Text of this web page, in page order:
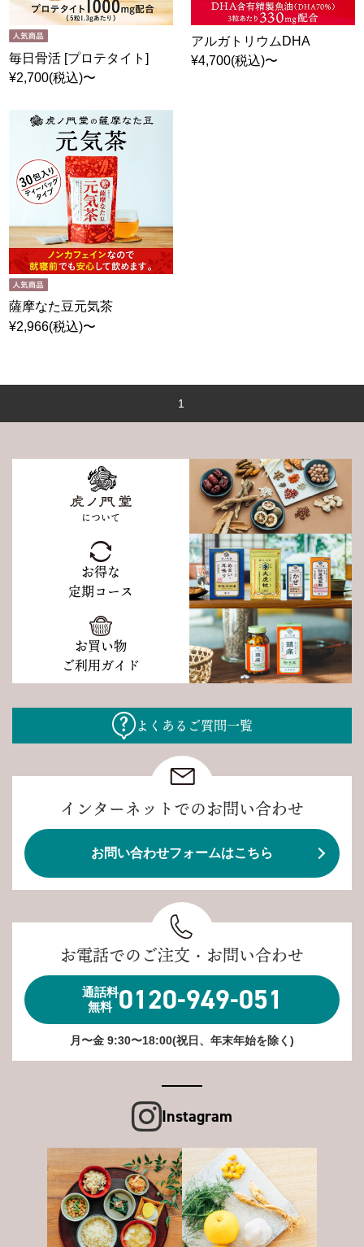
毎日骨活 [プロテタイト]
¥2,700(税込)〜
アルガトリウムDHA
¥4,700(税込)〜
薩摩なた豆元気茶
¥2,966(税込)〜
1
について
お得な
定期コース
お買い物
ご利用ガイド
よくあるご質問一覧
インターネットでのお問い合わせ
お問い合わせフォームはこちら
お電話でのご注文・お問い合わせ
通話料
無料 0120-949-051
月〜金 9:30〜18:00(祝日、年末年始を除く)
Instagram